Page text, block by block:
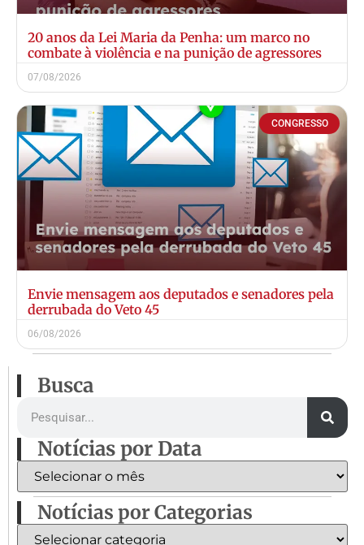
20 anos da Lei Maria da Penha: um marco no
combate à violência e na punição de agressores
07/08/2026
CONGRESSO
Envie mensagem aos deputados e senadores pela
derrubada do Veto 45
06/08/2026
Busca
Notícias por Data
Notícias por Categorias